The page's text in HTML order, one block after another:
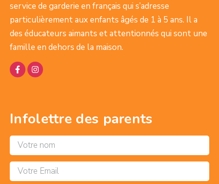
service de garderie en français qui s’adresse
particulièrement aux enfants âgés de 1 à 5 ans. Il a
des éducateurs aimants et attentionnés qui sont une
famille en dehors de la maison.
Infolettre des parents